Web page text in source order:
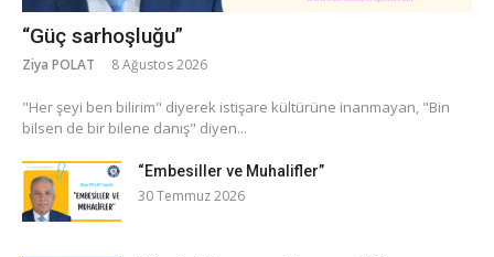
“Güç sarhoşluğu”
Ziya POLAT 8 Ağustos 2026
​"Her şeyi ben bilirim" diyerek istişare kültürüne inanmayan, "Bin
bilsen de bir bilene danış" diyen...
“Embesiller ve Muhalifler”
30 Temmuz 2026